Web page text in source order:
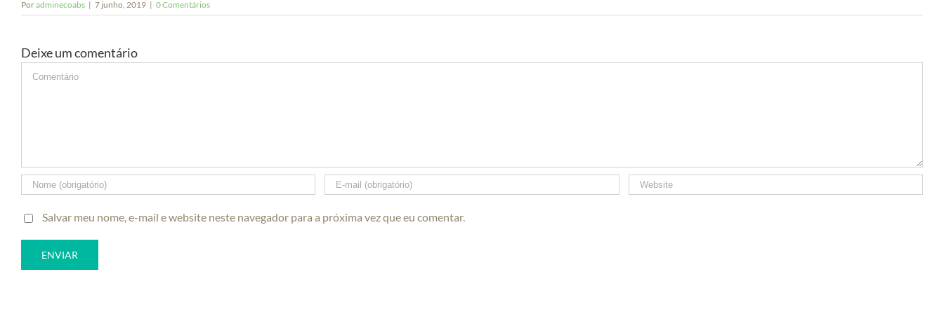
Poradminecoabs | 7 junho, 2019 | 0 Comentários
Deixe um comentário
Comment
Salvar meu nome, e-mail e website neste navegador para a próxima vez que eu comentar.